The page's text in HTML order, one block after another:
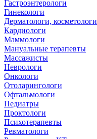
Гастроэнтерологи
Гинекологи
Дерматологи, косметологи
Кардиологи
Маммологи
Мануальные терапевты
Массажисты
Неврологи
Онкологи
Отоларингологи
Офтальмологи
Педиатры
Проктологи
Психотерапевты
Ревматологи